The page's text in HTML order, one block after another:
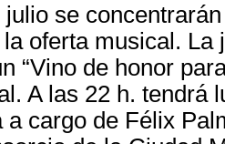
se
oferta musical. La
“Vino de honor
A las 22 h. tendrá
a cargo de Félix